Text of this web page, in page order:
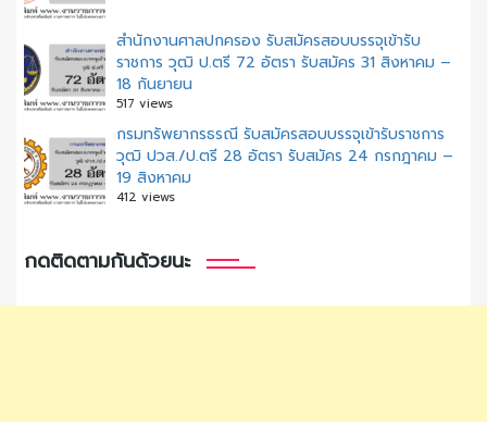
สํานักงานศาลปกครอง รับสมัครสอบบรรจุเข้ารับ
ราชการ วุฒิ ป.ตรี 72 อัตรา รับสมัคร 31 สิงหาคม –
18 กันยายน
517 views
กรมทรัพยากรธรณี รับสมัครสอบบรรจุเข้ารับราชการ
วุฒิ ปวส./ป.ตรี 28 อัตรา รับสมัคร 24 กรกฎาคม –
19 สิงหาคม
412 views
กดติดตามกันด้วยนะ